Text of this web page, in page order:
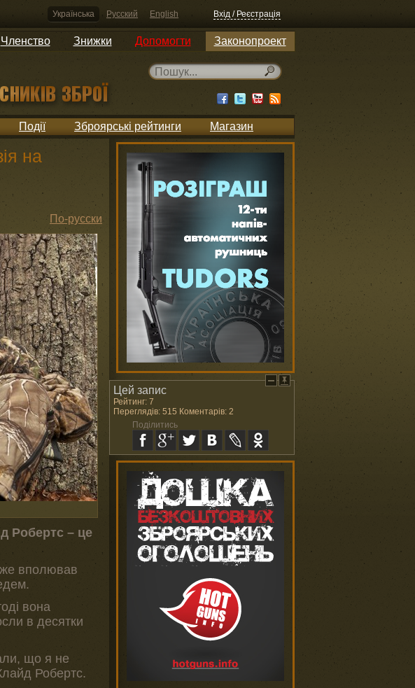
Українська Русский English Вхід / Реєстрація
Членство Знижки Допомогти Законопроект
Події Зброярські рейтинги Магазин
на
По-русски
Робертс – це
вполював
вона
в десятки
що я не
Робертс.
Цей запис
Рейтинг: 7
Переглядів: 515 Коментарів: 2
Поділитись